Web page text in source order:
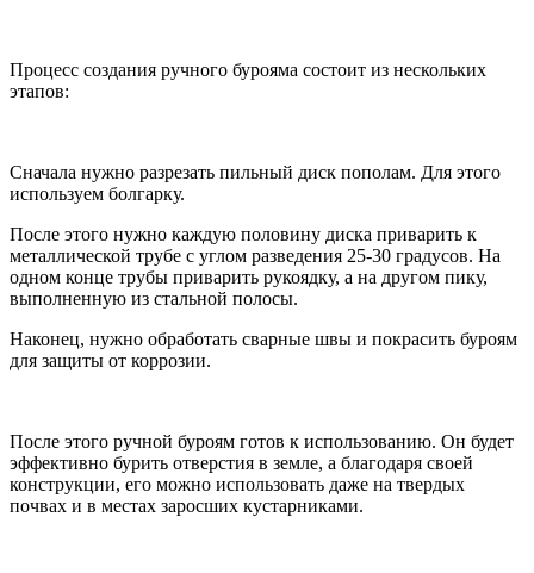
Процесс создания ручного бурояма состоит из нескольких
этапов:
Сначала нужно разрезать пильный диск пополам. Для этого
используем болгарку.
После этого нужно каждую половину диска приварить к
металлической трубе с углом разведения 25-30 градусов. На
одном конце трубы приварить рукоядку, а на другом пику,
выполненную из стальной полосы.
Наконец, нужно обработать сварные швы и покрасить буроям
для защиты от коррозии.
После этого ручной буроям готов к использованию. Он будет
эффективно бурить отверстия в земле, а благодаря своей
конструкции, его можно использовать даже на твердых
почвах и в местах заросших кустарниками.